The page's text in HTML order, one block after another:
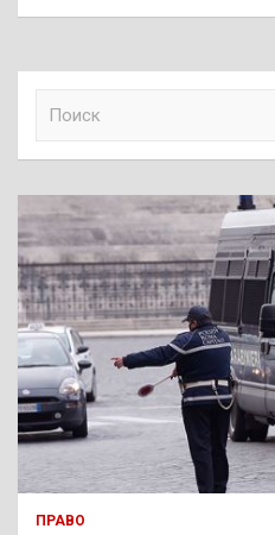
к
ПРАВО